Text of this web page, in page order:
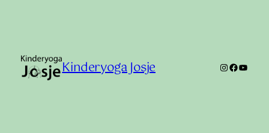
Kinderyoga Josje Instagram